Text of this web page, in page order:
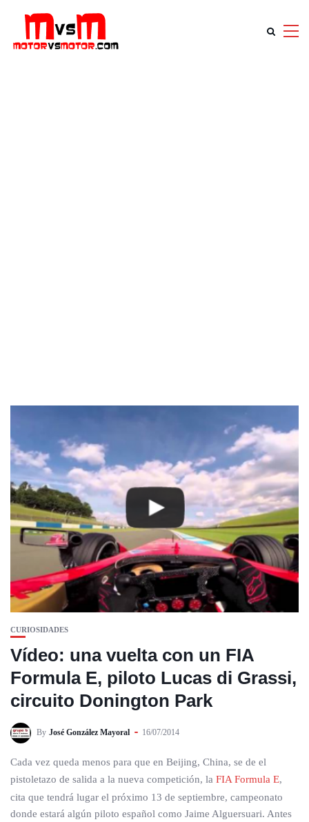
CURIOSIDADES
Vídeo: una vuelta con un FIA
Formula E, piloto Lucas di Grassi,
circuito Donington Park
By José González Mayoral 16/07/2014
Cada vez queda menos para que en Beijing, China, se de el
pistoletazo de salida a la nueva competición, la FIA Formula E,
cita que tendrá lugar el próximo 13 de septiembre, campeonato
donde estará algún piloto español como Jaime Alguersuari. Antes